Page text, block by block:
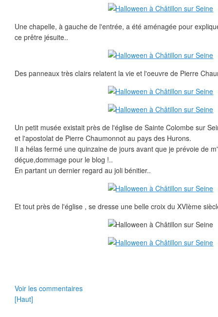
Une chapelle, à gauche de l'entrée, a été aménagée pour
ce prêtre jésuite..
Des panneaux très clairs relatent la vie et l'oeuvre de Pierre
Un petit musée existait près de l'église de Sainte Colombe sur
et l'apostolat de Pierre Chaumonnot au pays des Hurons.
Il a hélas fermé une quinzaine de jours avant que je prévoie de
déçue,dommage pour le blog !..
En partant un dernier regard au joli bénitier..
Et tout près de l'église , se dresse une belle croix du XVIème
Voir les commentaires
[Haut]